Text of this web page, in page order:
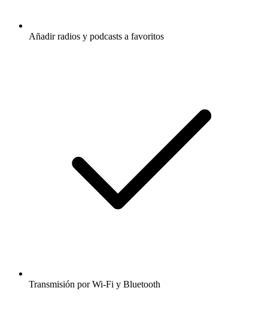
Añadir radios y podcasts a favoritos
Transmisión por Wi-Fi y Bluetooth